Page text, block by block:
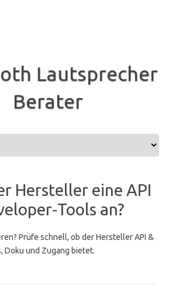
Lautsprecher
Berater
Hersteller eine API
an?
Prüfe schnell, ob der Hersteller API &
Doku und Zugang bietet.